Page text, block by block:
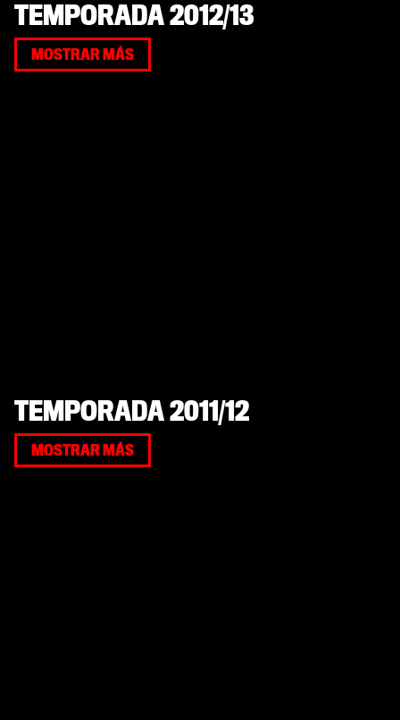
TEMPORADA 2012/13
MOSTRAR MÁS
TEMPORADA 2011/12
MOSTRAR MÁS